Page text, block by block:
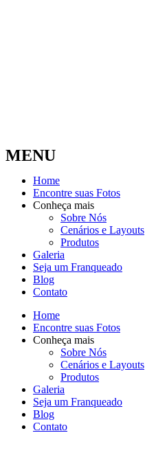
MENU
Home
Encontre suas Fotos
Conheça mais
Sobre Nós
Cenários e Layouts
Produtos
Galeria
Seja um Franqueado
Blog
Contato
Home
Encontre suas Fotos
Conheça mais
Sobre Nós
Cenários e Layouts
Produtos
Galeria
Seja um Franqueado
Blog
Contato